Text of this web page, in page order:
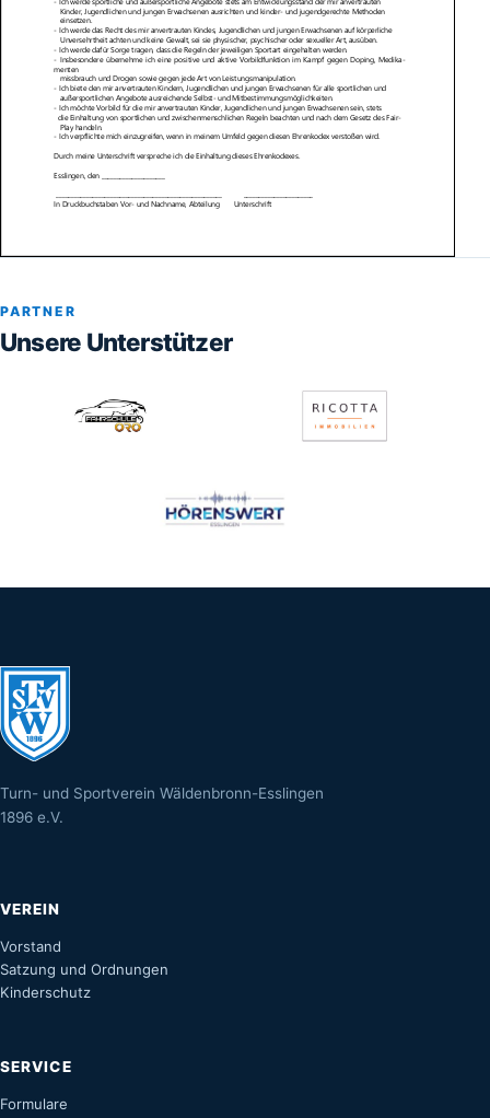
PARTNER
Unsere Unterstützer
Turn- und Sportverein Wäldenbronn-Esslingen
1896 e.V.
VEREIN
Vorstand
Satzung und Ordnungen
Kinderschutz
SERVICE
Formulare